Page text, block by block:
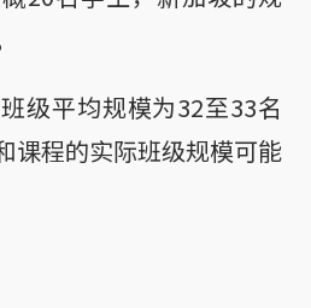
级平均规模为32至33名
课程的实际班级规模可能